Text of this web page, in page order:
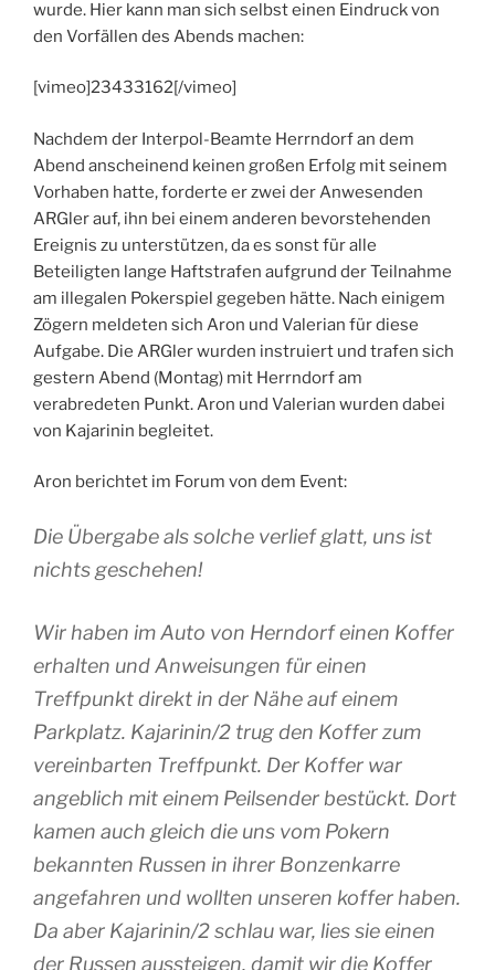
wurde. Hier kann man sich selbst einen Eindruck von
den Vorfällen des Abends machen:
[vimeo]23433162[/vimeo]
Nachdem der Interpol-Beamte Herrndorf an dem
Abend anscheinend keinen großen Erfolg mit seinem
Vorhaben hatte, forderte er zwei der Anwesenden
ARGler auf, ihn bei einem anderen bevorstehenden
Ereignis zu unterstützen, da es sonst für alle
Beteiligten lange Haftstrafen aufgrund der Teilnahme
am illegalen Pokerspiel gegeben hätte. Nach einigem
Zögern meldeten sich Aron und Valerian für diese
Aufgabe. Die ARGler wurden instruiert und trafen sich
gestern Abend (Montag) mit Herrndorf am
verabredeten Punkt. Aron und Valerian wurden dabei
von Kajarinin begleitet.
Aron berichtet im Forum von dem Event:
Die Übergabe als solche verlief glatt, uns ist
nichts geschehen!
Wir haben im Auto von Herndorf einen Koffer
erhalten und Anweisungen für einen
Treffpunkt direkt in der Nähe auf einem
Parkplatz. Kajarinin/2 trug den Koffer zum
vereinbarten Treffpunkt. Der Koffer war
angeblich mit einem Peilsender bestückt. Dort
kamen auch gleich die uns vom Pokern
bekannten Russen in ihrer Bonzenkarre
angefahren und wollten unseren koffer haben.
Da aber Kajarinin/2 schlau war, lies sie einen
der Russen aussteigen, damit wir die Koffer